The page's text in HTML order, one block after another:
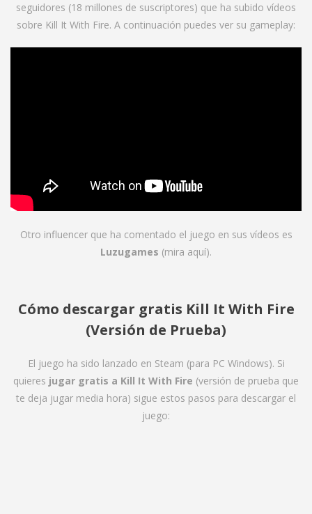
seguidores (18 millones de suscriptores) que ha subido vídeos
sobre Kill It With Fire. A continuación puedes ver su gameplay:
Otro influencer que ha comentado el juego en sus vídeos es
Luzugames (mira aquí).
Cómo descargar gratis Kill It With Fire
(Versión de Prueba)
El juego ha sido lanzado en Steam (para PC Windows). Si
quieres jugar gratis a Kill It With Fire (versión de prueba que
te deja jugar media hora) sigue estos pasos para descargar el
juego: